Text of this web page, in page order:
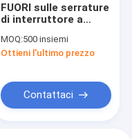
FUORI sulle serrature
di interruttore a
serrature di piccolo
commutatore
MOQ:500 insiemi
Ottieni l'ultimo prezzo
Contattaci